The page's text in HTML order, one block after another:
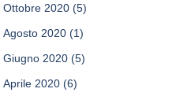
Ottobre 2020 (5)
Agosto 2020 (1)
Giugno 2020 (5)
Aprile 2020 (6)